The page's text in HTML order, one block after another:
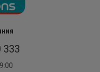
333